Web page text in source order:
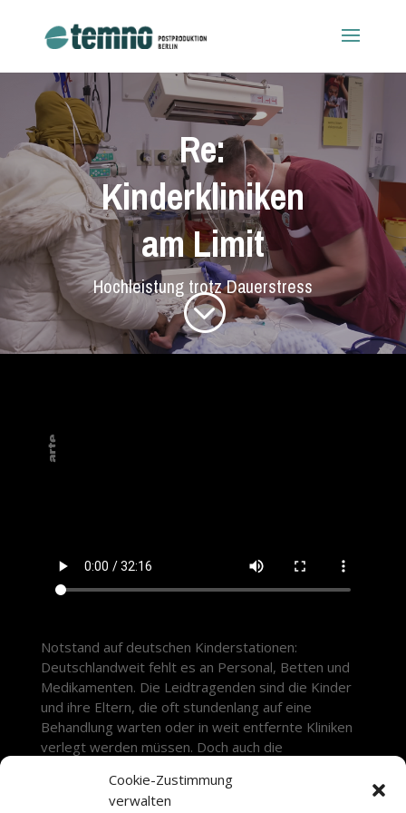
Cookie-Zustimmung
verwalten
Re:
Kinderkliniken
am Limit
Hochleistung trotz Dauerstress
;
Notstand auf deutschen Kinderstationen:
Deutschlandweit fehlt es an Personal, Betten und
Medikamenten. Die Leidtragenden sind die Kinder
und ihre Eltern, die oft stundenlang auf eine
Behandlung warten oder in weit entfernte Kliniken
verlegt werden müssen. Doch auch die
an ihre Grenzen.Weitere Infos.